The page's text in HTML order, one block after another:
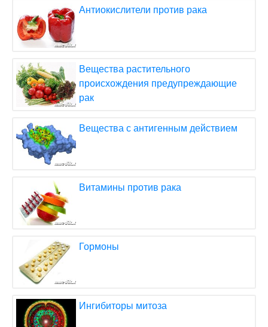
Антиокислители против рака
Вещества растительного
происхождения предупреждающие
рак
Вещества с антигенным действием
Витамины против рака
Гормоны
Ингибиторы митоза